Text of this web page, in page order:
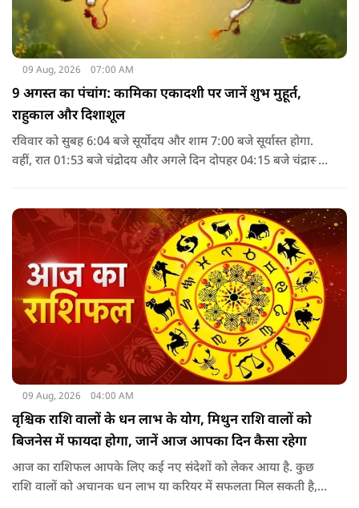
09 Aug, 2026 07:00 AM
9 अगस्त का पंचांग: कामिका एकादशी पर जानें शुभ मुहूर्त,
राहुकाल और दिशाशूल
रविवार को सुबह 6:04 बजे सूर्योदय और शाम 7:00 बजे सूर्यास्त होगा.
वहीं, रात 01:53 बजे चंद्रोदय और अगले दिन दोपहर 04:15 बजे चंद्रास्त
रहेगा. इसके बाद आर्द्रा नक्षत्र लग जाएगा.
09 Aug, 2026 04:00 AM
वृश्चिक राशि वालों के धन लाभ के योग, मिथुन राशि वालों को
बिजनेस में फायदा होगा, जानें आज आपका दिन कैसा रहेगा
आज का राशिफल आपके लिए कई नए संदेशों को लेकर आया है. कुछ
राशि वालों को अचानक धन लाभ या करियर में सफलता मिल सकती है,